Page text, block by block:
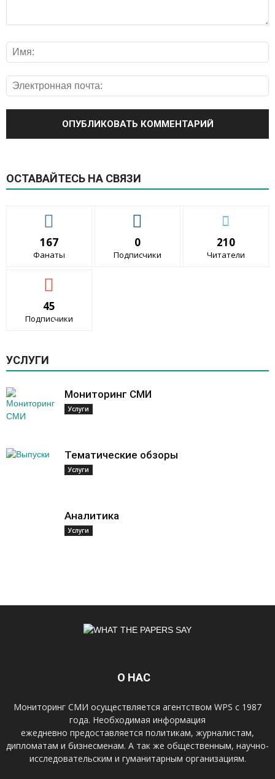
ОСТАВАЙТЕСЬ НА СВЯЗИ
167
Фанаты
0
Подписчики
210
Читатели
45
Подписчики
УСЛУГИ
Мониторинг СМИ
Услуги
Тематические обзоры
Услуги
Аналитика
Услуги
О НАС
Мониторинг СМИ осуществляется агентством WPS с 1987
года. Необходимая информация
ежедневно предоставляется политикам, журналистам,
дипломатам и бизнесменам. А так же общественным, научно-
исследовательским и гуманитарным организациям.